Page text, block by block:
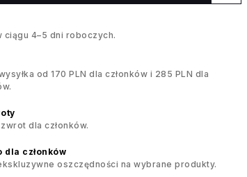
ciągu 4–5 dni roboczych.
od 170 PLN dla członków i 285 PLN dla
dla członków.
dla członków
oszczędności na wybrane produkty.